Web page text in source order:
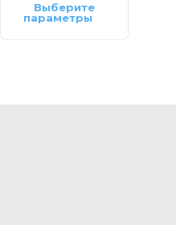
Выберите
параметры